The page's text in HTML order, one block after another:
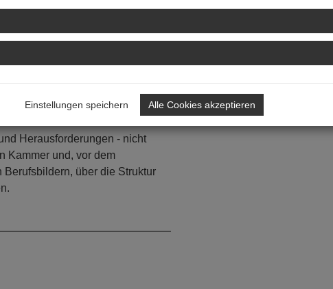
Rücklagen für
benanntes Zukunftsprojekt,
räumliche Entwicklung, die
Weitere Aufgaben und Kosten
und ergeben sich aus
heute und in den nächsten
Herausforderungen - nicht
Kammer und, vor dem
über die Struktur
Einstellungen speichern Alle Cookies akzeptieren